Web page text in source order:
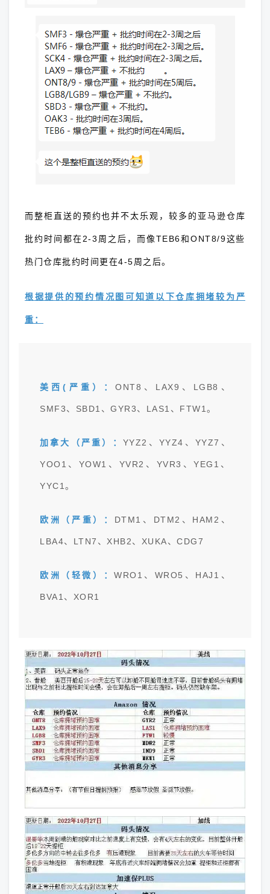
而整柜直送的预约也并不太乐观，较多的亚马逊仓库
批约时间都在2-3周之后，而像TEB6和ONT8/9这些
热门仓库批约时间更在4-5周之后。
根据提供的预约情况图可知道以下仓库拥堵较为严
重：
美西(严重）：ONT8、LAX9、LGB8、
SMF3、SBD1、GYR3、LAS1、FTW1。
加拿大（严重）： YYZ2、YYZ4、YYZ7、
YOO1、YOW1、YVR2、YVR3、YEG1、
YYC1。
欧洲（严重）： DTM1、DTM2、HAM2、
LBA4、LTN7、XHB2、XUKA、CDG7
欧洲（轻微）：WRO1、WRO5、HAJ1、
BVA1、XOR1